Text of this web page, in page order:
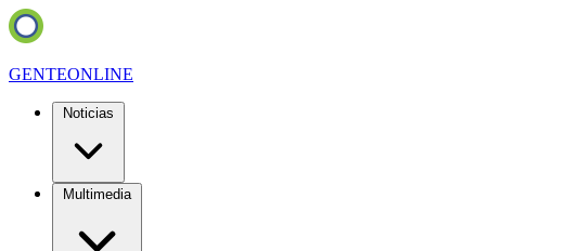
GENTEONLINE
Noticias
Multimedia